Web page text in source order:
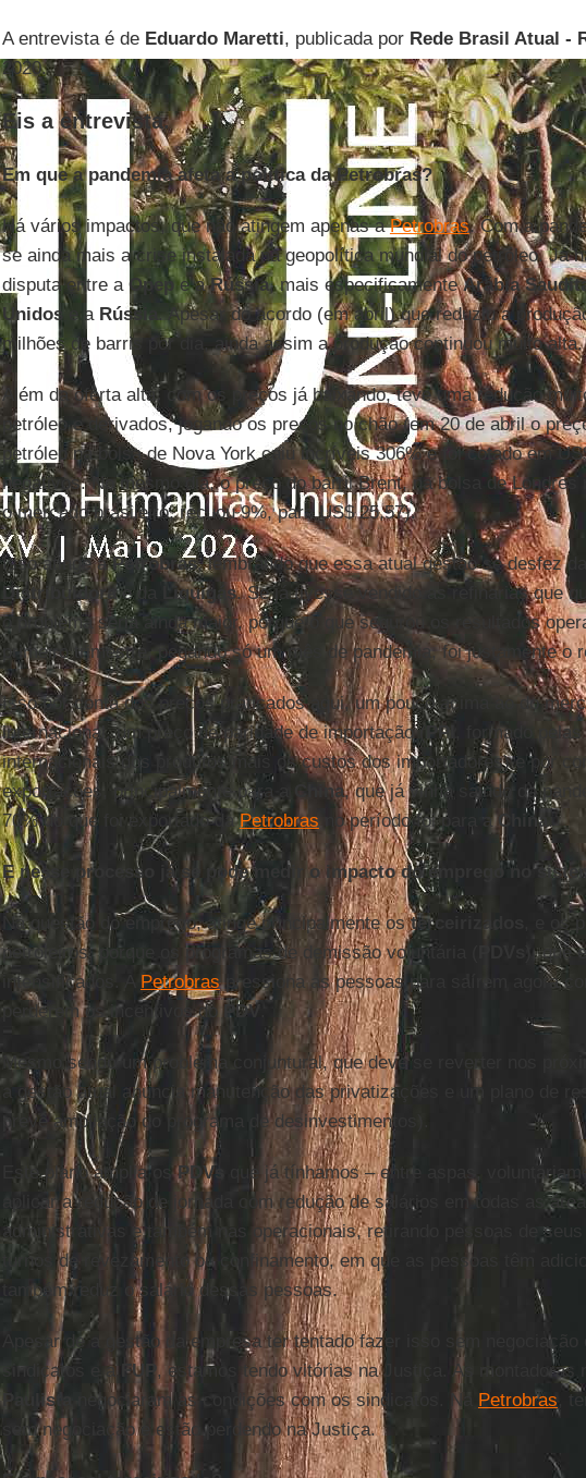
A entrevista é de Eduardo Maretti, publicada por Rede Brasil Atual -
2020.
Eis a entrevista.
Em que a pandemia afeta a política da Petrobras?
Há vários impactos, que não atingem apenas aPetrobras. Com a
se ainda mais a crise instalada na geopolítica mundial do petróleo. Já
disputa entre a Opepe aRússia, mais especificamenteArábia
Unidos
e a Rússia
. Apesar do acordo (em abril) que reduziu a
milhões de barris por dia, ainda assim a produção continuou muito alta.
Além da oferta alta, com os preços já baixando, teve uma redução
petróleo e derivados, jogando os preços no chão (em 20 de abril o
petróleo na bolsa de Nova York caiu incríveis 306% e foi cotado em
negativos. No mesmo dia, o preço do barril Brent, na bolsa de Londres
o mercado brasileiro, recuou 9%, para US$ 25,57).
Isso atinge aPetrobras, lembrando que essa atual gestão se desfez da
Distribuidora e da Liquigás. Se já tivesse vendido as refinarias que
o problema seria ainda maior, porque o que segurou os resultados
primeiro trimestre, pegando só um mês de pandemia, foi justamente o
Isso por conta dos preços praticados aqui, um pouco acima ao do
internacional, um preço de paridade de importação (
PPI
, formado
internacionais dos produtos mais os custos dos importadores) e por
exportações, principalmente para a
China, que já vinha saindo da
70% do que foi exportado daPetrobras no período foi para a China .
E nesse processo já se pode medir o impacto do emprego no
Na questão do emprego, atinge principalmente osterceirizados
, e os
petroleiros, porque os programas de demissão voluntária (
), que
intensificados. A
Petrobraspressiona as pessoas para saírem agora
perderem os incentivos do
PDV
Mesmo sendo um problema conjuntural, que deve se reverter nos
a gestão atual anuncia manutenção das privatizações e um plano de
prevê ampliação do programa de desinvestimentos).
Este plano amplia osPDVs
que já tínhamos – entre aspas,
aplicar a redução de jornada com redução de salários em todas as áreas
administrativas e também nas operacionais, retirando pessoas de
turnos de revezamento ou confinamento, em que as pessoas têm
também reduz o salário dessas pessoas.
Apesar de a gestão da empresa ter tentado fazer isso sem negociação
sindicatos e a FUP , estamos tendo vitórias na Justiça. As montadoras
Paulista
negociaram as condições com os sindicatos. Na Petrobras ,
sem negociação e estão perdendo na Justiça.